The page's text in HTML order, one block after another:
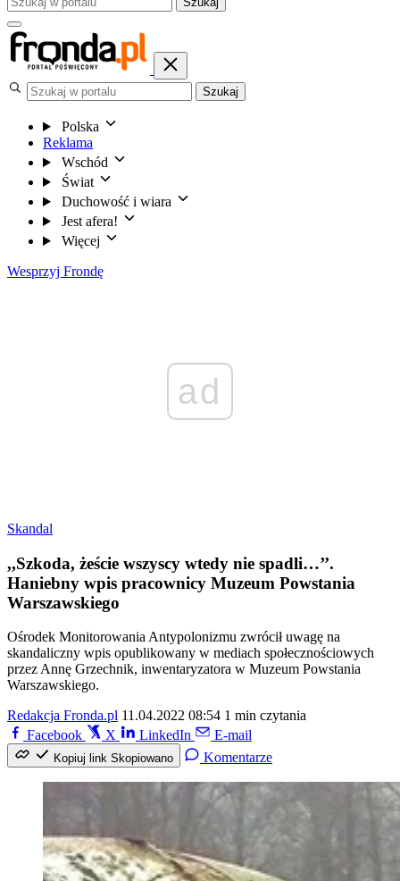
Szukaj
Polska
Reklama
Wschód
Świat
Duchowość i wiara
Jest afera!
Więcej
Wesprzyj Frondę
ad
Skandal
,,Szkoda, żeście wszyscy wtedy nie spadli…’’.
Haniebny wpis pracownicy Muzeum Powstania
Warszawskiego
Ośrodek Monitorowania Antypolonizmu zwrócił uwagę na
skandaliczny wpis opublikowany w mediach społecznościowych
przez Annę Grzechnik, inwentaryzatora w Muzeum Powstania
Warszawskiego.
Redakcja Fronda.pl 11.04.2022 08:54 1 min czytania
Facebook
X LinkedIn E-mail
Kopiuj link Skopiowano Komentarze